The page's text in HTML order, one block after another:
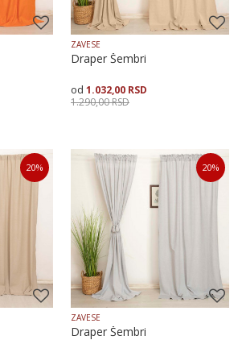
u korpu
ZAVESE
Draper Šembri
1.032,00 RSD
1.290,00RSD
Veličina
150X175 150X255
Dodaj u korpu
20% 20%
ZAVESE
Draper Šembri